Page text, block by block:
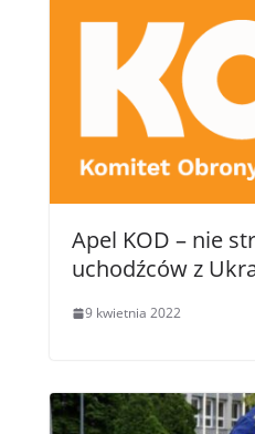
Apel KOD – nie
uchodźców z
9 kwietnia 2022